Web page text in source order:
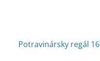
Potravinársky regál